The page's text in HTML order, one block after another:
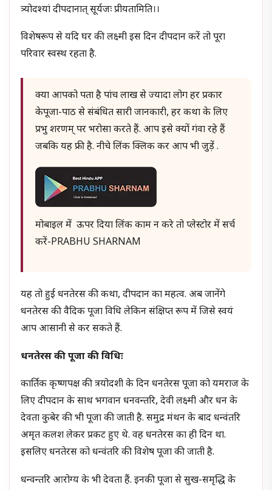
त्र्योदश्यां दीपदानात् सूर्यजः प्रीयतामिति।।
विशेषरूप से यदि घर की लक्ष्मी इस दिन दीपदान करें तो पूरा
परिवार स्वस्थ रहता है.
क्या आपको पता है पांच लाख से ज्यादा लोग हर प्रकार
केपूजा-पाठ से संबंधित सारी जानकारी, हर कथा के लिए
प्रभु शरणम् पर भरोसा करते हैं. आप इसे क्यों गंवा रहे हैं
जबकि यह फ्री है. नीचे लिंक क्लिक कर आप भी जुड़ें .
मोबाइल में ऊपर दिया लिंक काम न करे तो प्लेस्टोर में सर्च
करें-PRABHU SHARNAM
यह तो हुई धनतेरस की कथा, दीपदान का महत्व. अब जानेंगे
धनतेरस की वैदिक पूजा विधि लेकिन संक्षिप्त रूप में जिसे स्वयं
आप आसानी से कर सकते हैं.
धनतेरस की पूजा की विधिः
कार्तिक कृष्णपक्ष की त्रयोदशी के दिन धनतेरस पूजा को यमराज के
लिए दीपदान के साथ भगवान धनवन्तरि, देवी लक्ष्मी और धन के
देवता कुबेर की भी पूजा की जाती है. समुद्र मंथन के बाद धन्वंतरि
अमृत कलश लेकर प्रकट हुए थे. वह धनतेरस का ही दिन था.
इसलिए धनतेरस को धन्वंतरि की विशेष पूजा की जाती है.
धन्वन्तरि आरोग्य के भी देवता हैं. इनकी पूजा से सुख-समृद्धि के